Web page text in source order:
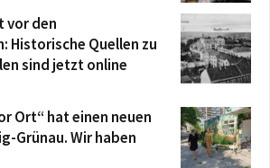
vor den
Historische Quellen zu
sind jetzt online
Ort“ hat einen neuen
Grünau. Wir haben